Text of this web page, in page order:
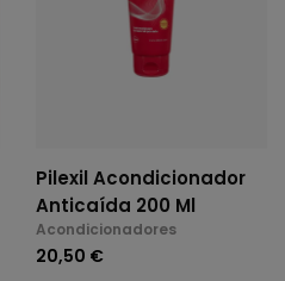
Pilexil Acondicionador
Anticaída 200 Ml
Acondicionadores
20,50 €